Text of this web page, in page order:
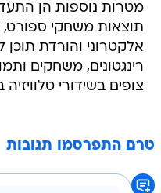
מטרות נוספות הן
תוצאות משחקי
אלקטרוני והורדת תוכן
צופים בשידורי טלוויזיה
טרם התפרסמו תגובות